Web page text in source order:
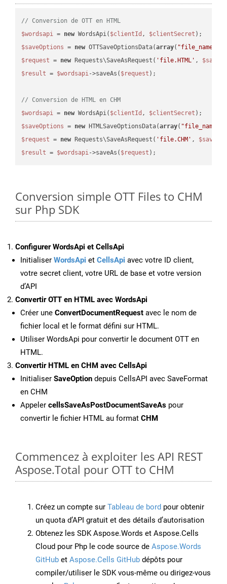
// Conversion de OTT en HTML
$wordsapi = new WordsApi( $clientId , $clientSecret
$saveOptions = new OTTSaveOptionsData(array( "file_name"
$request = new Requests\SaveAsRequest( 'file.HTML' ,
$result = $wordsapi->saveAs( $request );
// Conversion de HTML en CHM
$wordsapi = new WordsApi( $clientId , $clientSecret
$saveOptions = new HTMLSaveOptionsData(array( "file_name"
$request = new Requests\SaveAsRequest( 'file.CHM' ,
$result = $wordsapi->saveAs( $request
Conversion simple OTT Files to CHM
sur Php SDK
Configurer WordsApi et CellsApi
Initialiser WordsApi et CellsApi avec votre ID client,
votre secret client, votre URL de base et votre version
d’API
Convertir OTT en HTML avec WordsApi
Créer une ConvertDocumentRequest avec le nom de
fichier local et le format défini sur HTML.
Utiliser WordsApi pour convertir le document OTT en
HTML.
Convertir HTML en CHM avec CellsApi
Initialiser SaveOption depuis CellsAPI avec SaveFormat
en CHM
Appeler cellsSaveAsPostDocumentSaveAs pour
convertir le fichier HTML au format CHM
Commencez à exploiter les API REST
Aspose.Total pour OTT to CHM
Créez un compte sur Tableau de bord pour obtenir
un quota d’API gratuit et des détails d’autorisation
Obtenez les SDK Aspose.Words et Aspose.Cells
Cloud pour Php le code source de Aspose.Words
GitHub et Aspose.Cells GitHub dépôts pour
compiler/utiliser le SDK vous-même ou dirigez-vous